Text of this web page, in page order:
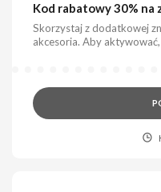
Kod rabatowy 30% na
Skorzystaj z dodatkowej
akcesoria. Aby